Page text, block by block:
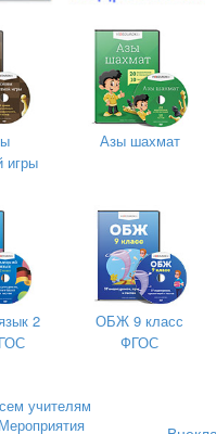
игры
Азы шахмат
2
ОБЖ 9 класс
ФГОС
учителям
Мероприятия